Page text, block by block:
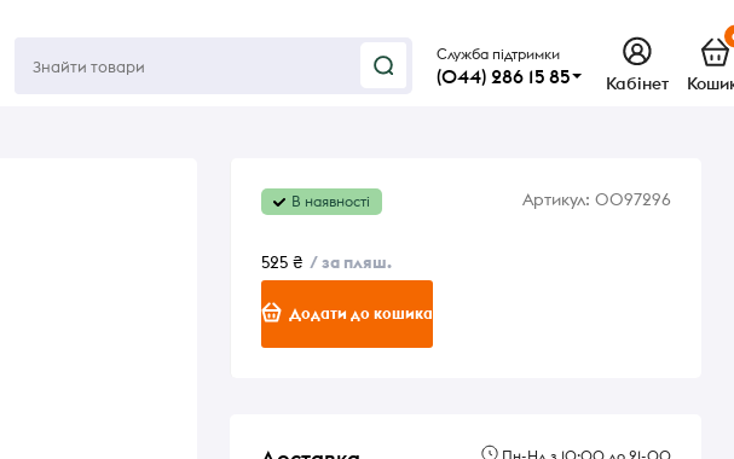
Служба підтримки
(044) 286 15 85 Кабінет
В наявності Артикул: 0097296
525 ₴ / за пляш.
Додати до кошика